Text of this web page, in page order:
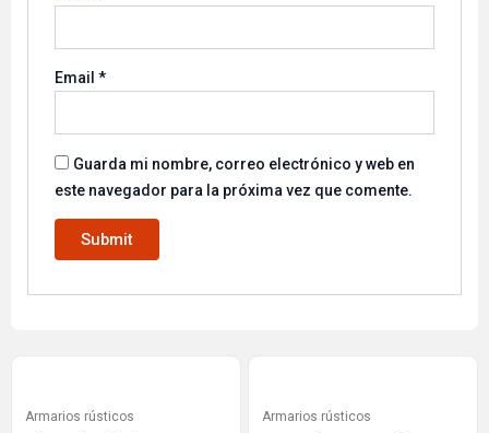
Email*
Guarda mi nombre, correo electrónico y web en
este navegador para la próxima vez que comente.
Armarios rústicos Armarios rústicos